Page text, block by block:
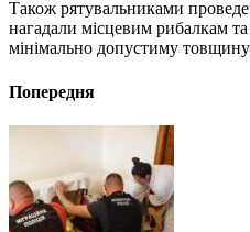
Також рятувальниками
нагадали місцевим рибалкам
мінімально допустиму
Попередня